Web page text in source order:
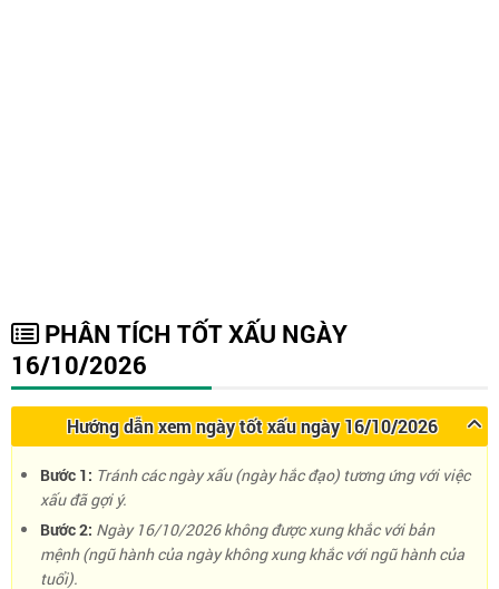
PHÂN TÍCH TỐT XẤU NGÀY
16/10/2026
Hướng dẫn xem ngày tốt xấu ngày 16/10/2026
Bước 1: Tránh các ngày xấu (ngày hắc đạo) tương ứng với việc
xấu đã gợi ý.
Bước 2: Ngày 16/10/2026 không được xung khắc với bản
mệnh (ngũ hành của ngày không xung khắc với ngũ hành của
tuổi).